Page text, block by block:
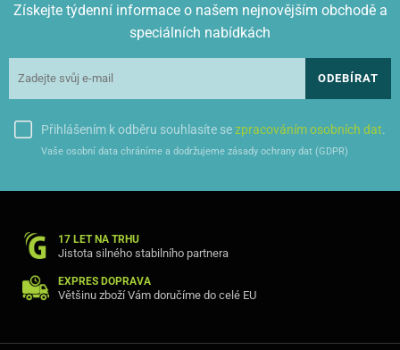
Získejte týdenní informace o našem nejnovějším obchodě a
speciálních nabídkách
ODEBÍRAT
Přihlášením k odběru souhlasíte sezpracováním osobních dat.
Vaše osobní data chráníme a dodržujeme zásady ochrany dat (GDPR)
17 LET NA TRHU
Jistota silného stabilního partnera
EXPRES DOPRAVA
Většinu zboží Vám doručíme do celé EU